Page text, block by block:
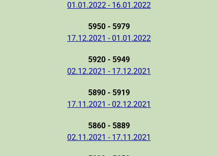
01.01.2022 - 16.01.2022
5950 - 5979
17.12.2021 - 01.01.2022
5920 - 5949
02.12.2021 - 17.12.2021
5890 - 5919
17.11.2021 - 02.12.2021
5860 - 5889
02.11.2021 - 17.11.2021